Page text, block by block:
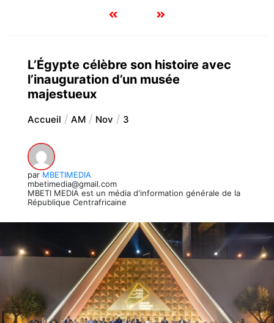
L’Égypte célèbre son histoire avec
l’inauguration d’un musée
majestueux
Accueil AM Nov 3
par MBETIMEDIA
mbetimedia@gmail.com
MBETI MEDIA est un média d'information générale de la
République Centrafricaine